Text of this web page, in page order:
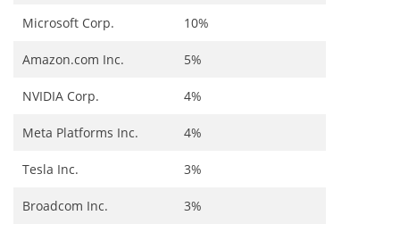
Microsoft Corp. 10%
Amazon.com Inc. 5%
NVIDIA Corp. 4%
Meta Platforms Inc. 4%
Tesla Inc. 3%
Broadcom Inc. 3%